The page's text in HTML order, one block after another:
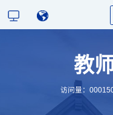
教
访问量：